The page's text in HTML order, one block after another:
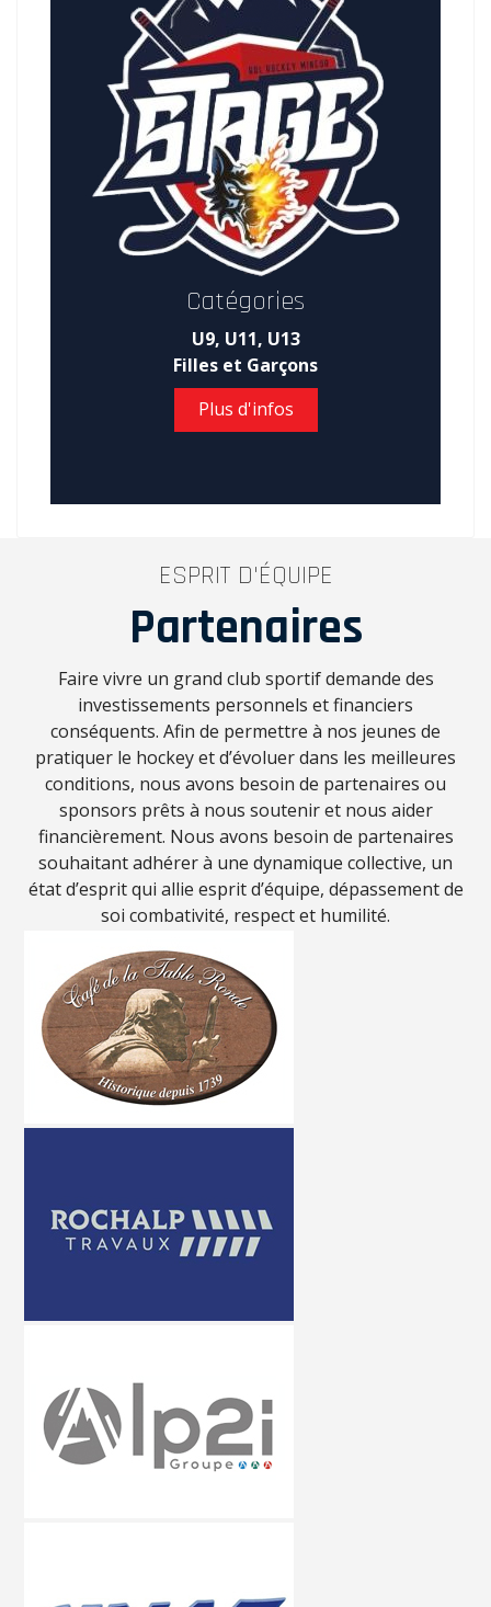
Catégories
U9, U11, U13
Filles et Garçons
Plus d'infos
ESPRIT D'ÉQUIPE
Partenaires
Faire vivre un grand club sportif demande des
investissements personnels et financiers
conséquents. Afin de permettre à nos jeunes de
pratiquer le hockey et d’évoluer dans les meilleures
conditions, nous avons besoin de partenaires ou
sponsors prêts à nous soutenir et nous aider
financièrement. Nous avons besoin de partenaires
souhaitant adhérer à une dynamique collective, un
état d’esprit qui allie esprit d’équipe, dépassement de
soi combativité, respect et humilité.